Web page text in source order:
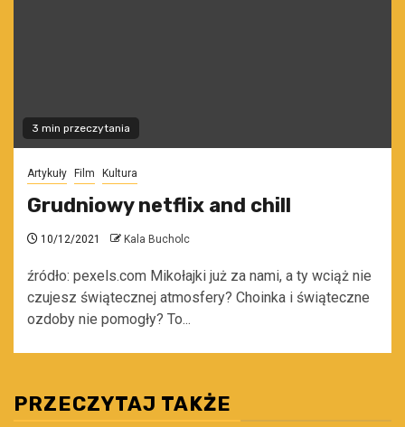
3 min przeczytania
Artykuły Film Kultura
Grudniowy netflix and chill
10/12/2021 Kala Bucholc
źródło: pexels.com Mikołajki już za nami, a ty wciąż nie
czujesz świątecznej atmosfery? Choinka i świąteczne
ozdoby nie pomogły? To...
PRZECZYTAJ TAKŻE